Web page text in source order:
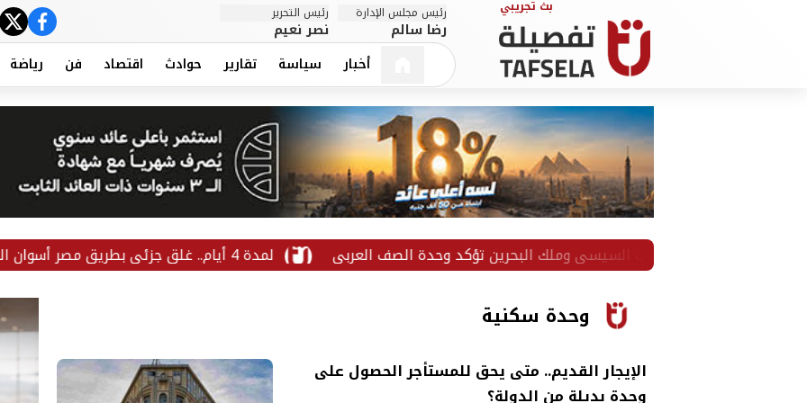
رئيس مجلس الإدارة
رضا سالم
رئيس التحرير
نصر نعيم
أخبار سياسة تقارير حوادث اقتصاد فن رياضة
لمدة 4 أيام.. غلق جزئي بطريق مصر أسوان الزراعي الغربي بسبب أعمال القطار الكهربائي السريع مباحثات السيسي وملك البحرين تؤكد وحدة الصف العربي
وحدة سكنية
الإيجار القديم.. متى يحق للمستأجر الحصول على
وحدة بديلة من الدولة؟